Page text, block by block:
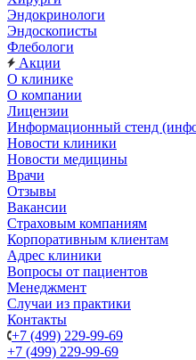
Эндокринологи
Эндоскописты
Флебологи
Акции
О клинике
О компании
Лицензии
Информационный стенд
Новости клиники
Новости медицины
Врачи
Отзывы
Вакансии
Страховым компаниям
Корпоративным клиентам
Адрес клиники
Вопросы от пациентов
Менеджмент
Случаи из практики
Контакты
+7 (499) 229-99-69
+7 (499) 229-99-69